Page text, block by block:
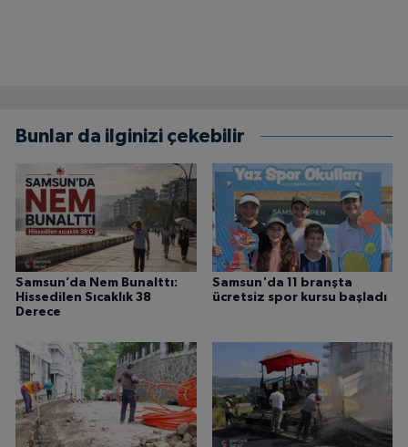
Bunlar da ilginizi çekebilir
Samsun’da Nem Bunalttı:
Hissedilen Sıcaklık 38
Derece
Samsun'da 11 branşta
ücretsiz spor kursu başladı